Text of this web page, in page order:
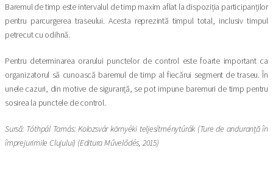
Baremul de timp este intervalul de timp maxim aflat la dispoziția participanților
pentru parcurgerea traseului. Acesta reprezintă timpul total, inclusiv timpul
petrecut cu odihnă.
Pentru determinarea orarului punctelor de control este foarte important ca
organizatorul să cunoască baremul de timp al fiecărui segment de traseu. În
unele cazuri, din motive de siguranță, se pot impune baremuri de timp pentru
sosirea la punctele de control.
Sursă: Tóthpál Tamás: Kolozsvár környéki teljesítménytúrák (Ture de anduranță în
împrejurimile Clujului) (Editura Művelődés, 2015)